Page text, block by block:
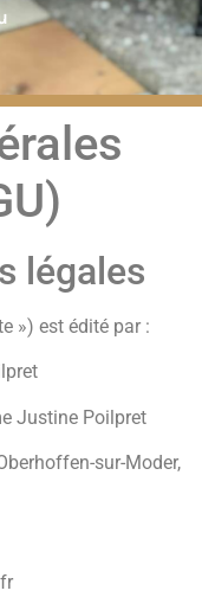
légales
») est édité par :
Justine Poilpret
sur-Moder,